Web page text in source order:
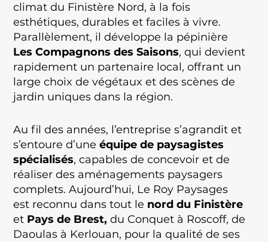
climat du Finistère Nord, à la fois
esthétiques, durables et faciles à vivre.
Parallèlement, il développe la pépinière
Les Compagnons des Saisons, qui devient
rapidement un partenaire local, offrant un
large choix de végétaux et des scènes de
jardin uniques dans la région.
Au fil des années, l’entreprise s’agrandit et
s’entoure d’une équipe de paysagistes
spécialisés, capables de concevoir et de
réaliser des aménagements paysagers
complets. Aujourd’hui, Le Roy Paysages
est reconnu dans tout le nord du Finistère
et Pays de Brest, du Conquet à Roscoff, de
Daoulas à Kerlouan, pour la qualité de ses